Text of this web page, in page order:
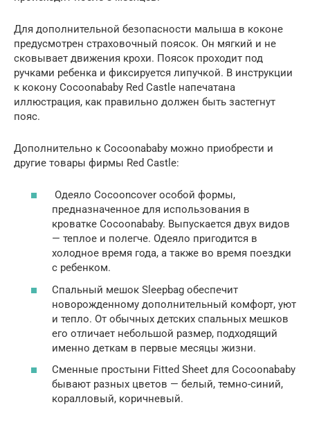
Для дополнительной безопасности малыша в коконе
предусмотрен страховочный поясок. Он мягкий и не
сковывает движения крохи. Поясок проходит под
ручками ребенка и фиксируется липучкой. В инструкции
к кокону Cocoonababy Red Castle напечатана
иллюстрация, как правильно должен быть застегнут
пояс.
Дополнительно к Cocoonababy можно приобрести и
другие товары фирмы Red Castle:
Одеяло Cocooncover особой формы,
предназначенное для использования в
кроватке Cocoonababy. Выпускается двух видов
— теплое и полегче. Одеяло пригодится в
холодное время года, а также во время поездки
с ребенком.
Спальный мешок Sleepbag обеспечит
новорожденному дополнительный комфорт, уют
и тепло. От обычных детских спальных мешков
его отличает небольшой размер, подходящий
именно деткам в первые месяцы жизни.
Сменные простыни Fitted Sheet для Cocoonababy
бывают разных цветов — белый, темно-синий,
коралловый, коричневый.